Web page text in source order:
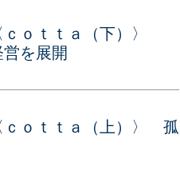
ｃｏｔｔａ（下）〉
を展開
ｃｏｔｔａ（上）〉 孤